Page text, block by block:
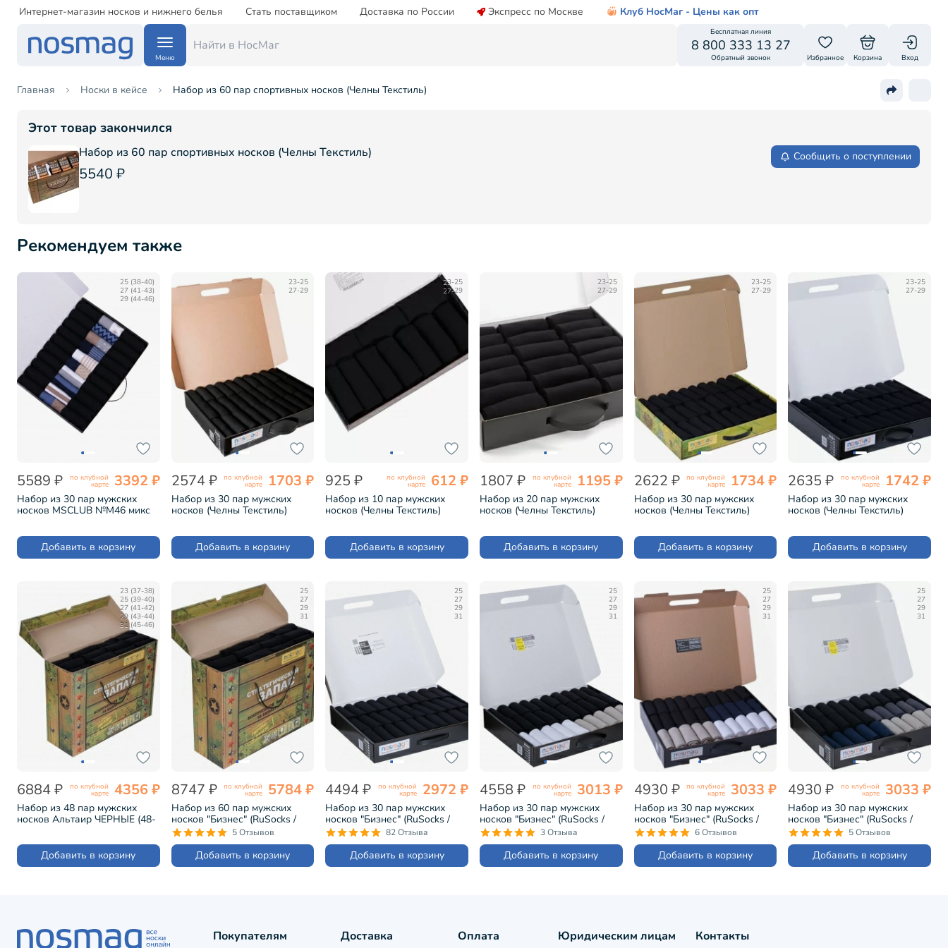
Интернет-магазин носков и нижнего белья Стать поставщиком Доставка по России Экспресс по Москве Клуб НосМаг - Цены как опт
Меню
Бесплатная линия
8 800 333 13 27
Обратный звонок Избранное Корзина Вход
Главная Носки в кейсе Набор из 60 пар спортивных носков (Челны Текстиль)
Этот товар закончился
Набор из 60 пар спортивных носков (Челны Текстиль)
5540 ₽
Сообщить о поступлении
Рекомендуем также
25 (38-40)
27 (41-43)
29 (44-46)
5589 ₽ по клубной
карте 3392 ₽
Набор из 30 пар мужских
носков MSCLUB №М46 микс
Добавить в корзину
23-25
27-29
2574 ₽ по клубной
карте 1703 ₽
Набор из 30 пар мужских
носков (Челны Текстиль)
Добавить в корзину
23-25
27-29
925 ₽ по клубной
карте 612 ₽
Набор из 10 пар мужских
носков (Челны Текстиль)
Добавить в корзину
23-25
27-29
1807 ₽ по клубной
карте 1195 ₽
Набор из 20 пар мужских
носков (Челны Текстиль)
Добавить в корзину
23-25
27-29
2622 ₽ по клубной
карте 1734 ₽
Набор из 30 пар мужских
носков (Челны Текстиль)
"Стратегический запас"
(TL52-30)Добавить в корзину
23-25
27-29
2635 ₽ по клубной
карте 1742 ₽
Набор из 30 пар мужских
носков (Челны Текстиль)
30)
Добавить в корзину
23 (37-38)
25 (39-40)
27 (41-42)
29 (43-44)
31 (45-46)
6884 ₽ по клубной
карте 4356 ₽
Набор из 48 пар мужских
носков Альтаир ЧЕРНЫЕ (48-
Добавить в корзину
25
27
29
31
8747 ₽ по клубной
карте 5784 ₽
Набор из 60 пар мужских
носков "Бизнес" (RuSocks /
Орудьевский трикотаж)
черные (РуС-60)
5 Отзывов
Добавить в корзину
25
27
29
31
4494 ₽ по клубной
карте 2972 ₽
Набор из 30 пар мужских
носков "Бизнес" (RuSocks /
Орудьевский трикотаж)
черные (РуС-30)
82 Отзыва
Добавить в корзину
25
27
29
31
4558 ₽ по клубной
карте 3013 ₽
Набор из 30 пар мужских
носков "Бизнес" (RuSocks /
Орудьевский трикотаж) микс
4 (РуС-30)
3 Отзыва
Добавить в корзину
25
27
29
31
4930 ₽ по клубной
карте 3033 ₽
Набор из 30 пар мужских
носков "Бизнес" (RuSocks /
Орудьевский трикотаж) микс
7 (РуС-30)
6 Отзывов
Добавить в корзину
25
27
29
31
4930 ₽ по клубной
карте 3033 ₽
Набор из 30 пар мужских
носков "Бизнес" (RuSocks /
Орудьевский трикотаж) микс
8 (РуС-30)
5 Отзывов
Добавить в корзину
Покупателям Доставка Оплата Юридическим лицам Контакты